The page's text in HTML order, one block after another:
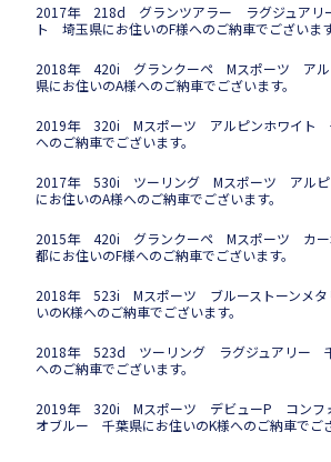
2017年 218d グランツアラー ラグジュアリ
ト 埼玉県にお住いのF様へのご納車でございます
2018年 420i グランクーペ Mスポーツ アル
県にお住いのA様へのご納車でございます。
2019年 320i Mスポーツ アルピンホワイト
へのご納車でございます。
2017年 530i ツーリング Mスポーツ アルピ
にお住いのA様へのご納車でございます。
2015年 420i グランクーペ Mスポーツ カー
都にお住いのF様へのご納車でございます。
2018年 523i Mスポーツ ブルーストーンメ
いのK様へのご納車でございます。
2018年 523d ツーリング ラグジュアリー 千
へのご納車でございます。
2019年 320i Mスポーツ デビューP コンフ
オブルー 千葉県にお住いのK様へのご納車でござ